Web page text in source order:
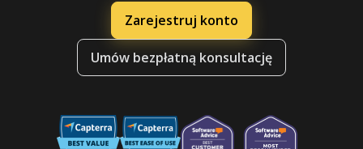
Zarejestruj konto
Umów bezpłatną konsultację